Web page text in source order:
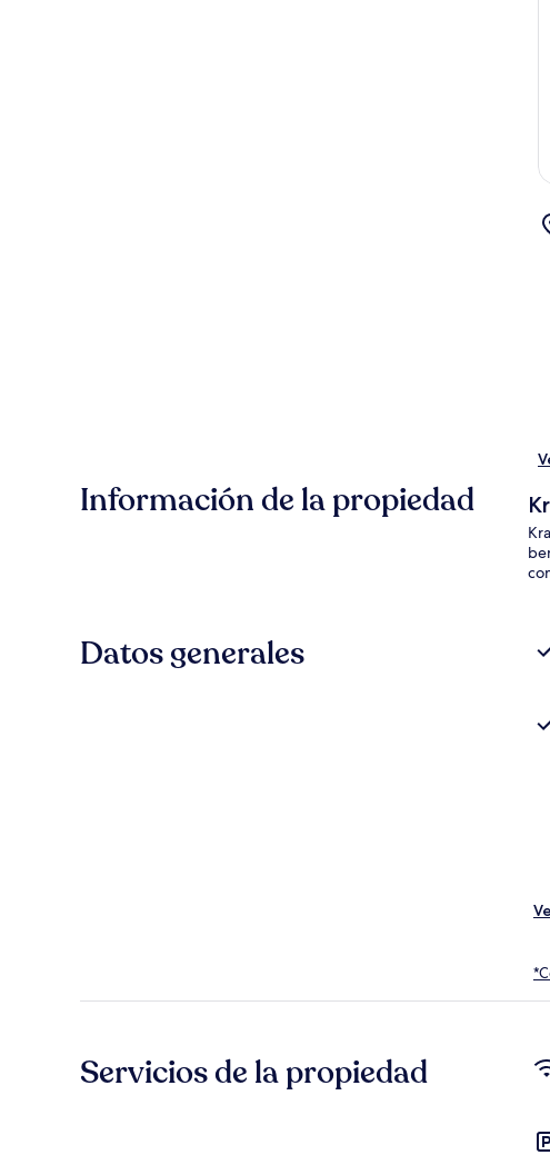
Información de la propiedad
Datos generales
Servicios de la propiedad